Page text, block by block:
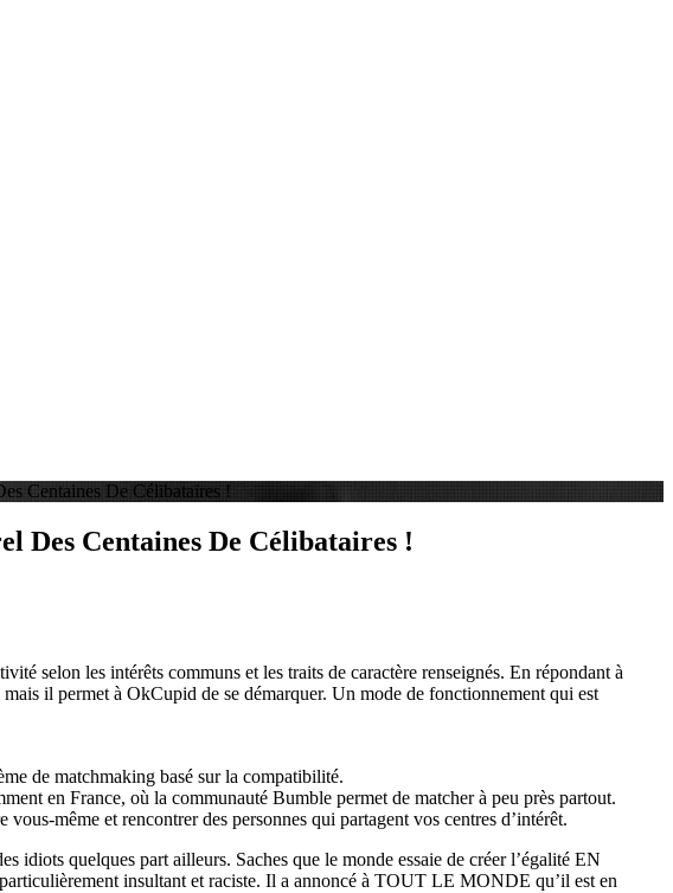
Centaines De Célibataires !
Des Centaines De Célibataires !
selon les intérêts communs et les traits de caractère renseignés. En répondant à
il permet à OkCupid de se démarquer. Un mode de fonctionnement qui est
de matchmaking basé sur la compatibilité.
en France, où la communauté Bumble permet de matcher à peu près partout.
même et rencontrer des personnes qui partagent vos centres d’intérêt.
idiots quelques part ailleurs. Saches que le monde essaie de créer l’égalité EN
insultant et raciste. Il a annoncé à TOUT LE MONDE qu’il est en